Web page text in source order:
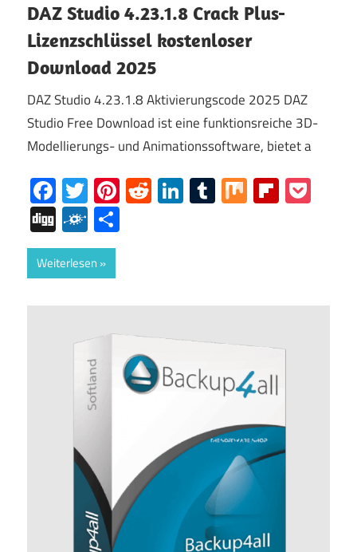
DAZ Studio 4.23.1.8 Crack Plus-
Lizenzschlüssel kostenloser
Download 2025
DAZ Studio 4.23.1.8 Aktivierungscode 2025 DAZ
Studio Free Download ist eine funktionsreiche 3D-
Modellierungs- und Animationssoftware, bietet a
Facebook
Twitter
Pinterest
RedditLinkedIn
Tumblr
Mix
DiggFolkd
Weiterlesen